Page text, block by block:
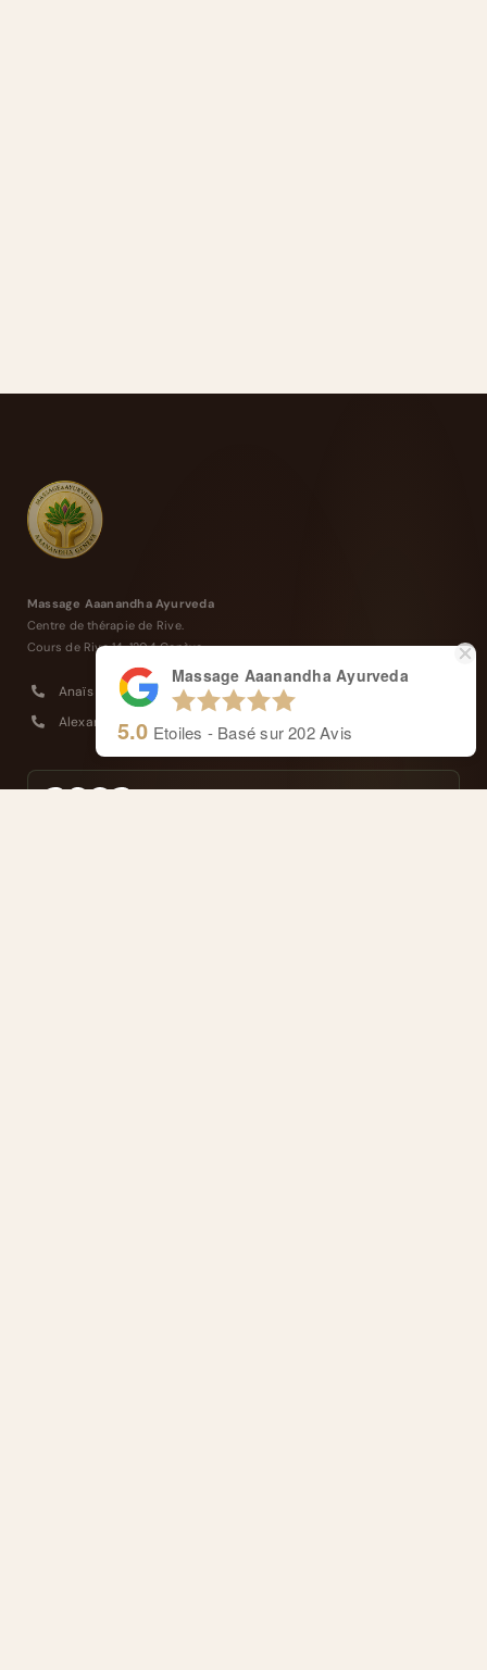
Massage Aaanandha Ayurveda
Centre de thérapie de Rive.
Cours de Rive 14, 1204 Genève
Anaïs : +41 77 4277 358
Alexandre : +41 77 4114 662
Massage Aaanandha Ayurveda
5.0 Etoiles - Basé sur202Avis